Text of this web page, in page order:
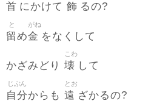
首 にかけて 飾 るの?
留
と
め金
がね
をなくして
かざみどり 壊
こわ
して
自分
じぶん
からも 遠
とお
ざかるの?